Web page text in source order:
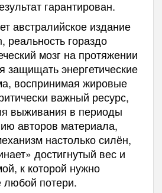
гарантирован.
австралийское издание
реальность гораздо
мозг на протяжении
защищать энергетические
воспринимая жировые
важный ресурс,
выживания в периоды
авторов материала,
настолько силён,
достигнутый вес и
к которой нужно
любой потери.